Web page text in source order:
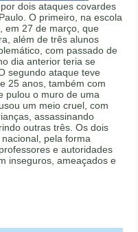
dois ataques covardes
O primeiro, na escola
em 27 de março, que
além de três alunos
com passado de
dia anterior teria se
segundo ataque teve
25 anos, também com
pulou o muro de uma
um meio cruel, com
assassinando
outras três. Os dois
pela forma
e autoridades
inseguros, ameaçados e